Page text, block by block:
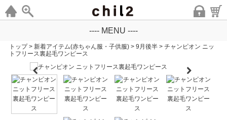
---- MENU ----
トップ > 新着アイテム(赤ちゃん服・子供服) > 9月後半 > チャンピオン ニッ
トフリース裏起毛ワンピース